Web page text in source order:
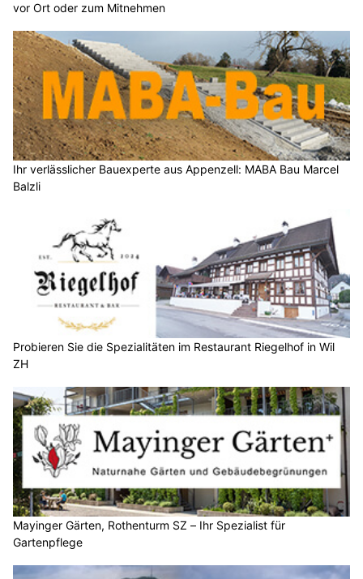
vor Ort oder zum Mitnehmen
Ihr verlässlicher Bauexperte aus Appenzell: MABA Bau Marcel
Balzli
Probieren Sie die Spezialitäten im Restaurant Riegelhof in Wil
ZH
Mayinger Gärten, Rothenturm SZ – Ihr Spezialist für
Gartenpflege